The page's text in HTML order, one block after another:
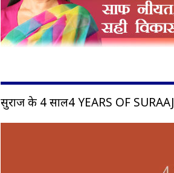
सुराज के 4 साल4 YEARS OF SURAAJ